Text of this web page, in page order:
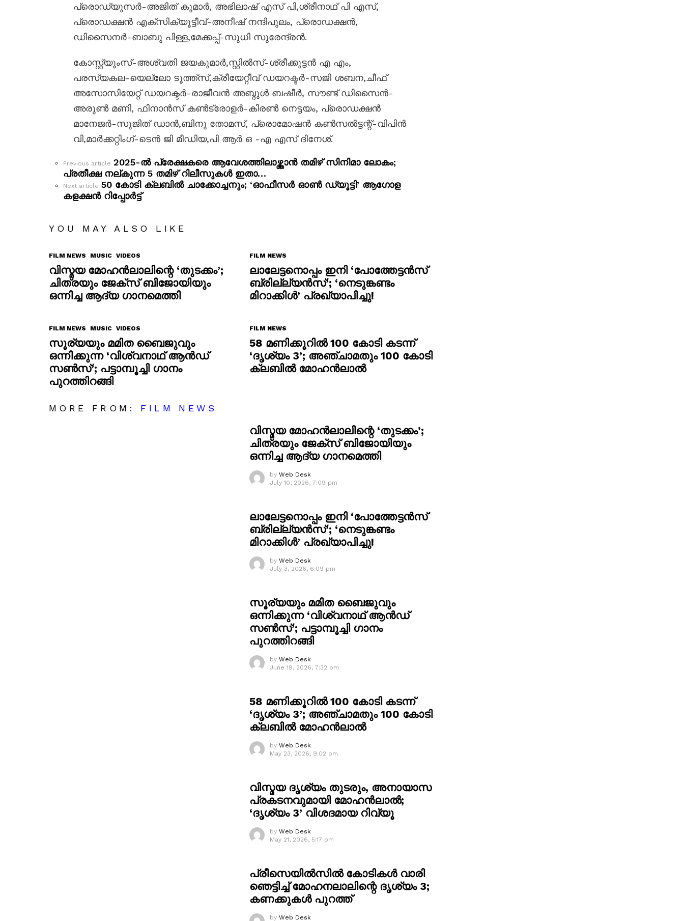
പ്രൊഡ്യൂസർ-അജിത് കുമാർ, അഭിലാഷ് എസ് പി,ശ്രീനാഥ് പി എസ്,
പ്രൊഡക്ഷൻ എക്സിക്യൂട്ടീവ്-അനീഷ് നന്ദിപുലം, പ്രൊഡക്ഷൻ,
ഡിസൈനർ-ബാബു പിള്ള,മേക്കപ്പ്-സുധി സുരേന്ദ്രൻ.
കോസ്റ്റ്യൂംസ്-അശ്വതി ജയകുമാർ,സ്റ്റിൽസ്-ശ്രീക്കുട്ടൻ എ എം,
പരസ്യകല-യെല്ലോ ടൂത്ത്സ്,ക്രീയേറ്റീവ് ഡയറക്ടർ-സജി ശബന,ചീഫ്
അസോസിയേറ്റ് ഡയറക്ടർ-രാജീവൻ അബ്ദുൾ ബഷീർ, സൗണ്ട് ഡിസൈൻ-
അരുൺ മണി, ഫിനാൻസ് കൺട്രോളർ-കിരൺ നെട്ടയം, പ്രൊഡക്ഷൻ
മാനേജർ-സുജിത് ഡാൻ,ബിനു തോമസ്, പ്രൊമോഷൻ കൺസൽട്ടന്റ്-വിപിൻ
വി,മാർക്കറ്റിംഗ്-ടെൻ ജി മീഡിയ,പി ആർ ഒ -എ എസ് ദിനേശ്.
See
more
Previous article 2025-ൽ പ്രേക്ഷകരെ ആവേശത്തിലാഴ്ത്താൻ തമിഴ് സിനിമാ ലോകം;
പ്രതീക്ഷ നല്കുന്ന 5 തമിഴ് റിലീസുകൾ ഇതാ…
Next article 50 കോടി ക്ലബിൽ ചാക്കോച്ചനും; ‘ഓഫീസർ ഓൺ ഡ്യൂട്ടി’ ആഗോള
കളക്ഷൻ റിപ്പോർട്ട്
YOU MAY ALSO LIKE
FILM NEWS MUSIC VIDEOS
വിസ്മയ മോഹൻലാലിന്റെ ‘തുടക്കം’;
ചിത്രയും ജേക്സ് ബിജോയിയും
ഒന്നിച്ച ആദ്യ ഗാനമെത്തി
FILM NEWS
ലാലേട്ടനൊപ്പം ഇനി ‘പോത്തേട്ടൻസ്
ബ്രില്ല്യൻസ്’; ‘നെടുങ്കണ്ടം
മിറാക്കിൾ’ പ്രഖ്യാപിച്ചു!
FILM NEWS MUSIC VIDEOS
സൂര്യയും മമിത ബൈജുവും
ഒന്നിക്കുന്ന ‘വിശ്വനാഥ് ആൻഡ്
സൺസ്’; പട്ടാമ്പൂച്ചി ഗാനം
പുറത്തിറങ്ങി
FILM NEWS
58 മണിക്കൂറിൽ 100 കോടി കടന്ന്
‘ദൃശ്യം 3’; അഞ്ചാമതും 100 കോടി
ക്ലബിൽ മോഹൻലാൽ
MORE FROM: FILM NEWS
വിസ്മയ മോഹൻലാലിന്റെ ‘തുടക്കം’;
ചിത്രയും ജേക്സ് ബിജോയിയും
ഒന്നിച്ച ആദ്യ ഗാനമെത്തി
by Web Desk
July 10, 2026, 7:09 pm
ലാലേട്ടനൊപ്പം ഇനി ‘പോത്തേട്ടൻസ്
ബ്രില്ല്യൻസ്’; ‘നെടുങ്കണ്ടം
മിറാക്കിൾ’ പ്രഖ്യാപിച്ചു!
by Web Desk
July 3, 2026, 6:09 pm
സൂര്യയും മമിത ബൈജുവും
ഒന്നിക്കുന്ന ‘വിശ്വനാഥ് ആൻഡ്
സൺസ്’; പട്ടാമ്പൂച്ചി ഗാനം
പുറത്തിറങ്ങി
by Web Desk
June 19, 2026, 7:32 pm
58 മണിക്കൂറിൽ 100 കോടി കടന്ന്
‘ദൃശ്യം 3’; അഞ്ചാമതും 100 കോടി
ക്ലബിൽ മോഹൻലാൽ
by Web Desk
May 23, 2026, 9:02 pm
വിസ്മയ ദൃശ്യം തുടരും, അനായാസ
പ്രകടനവുമായി മോഹൻലാൽ;
‘ദൃശ്യം 3’ വിശദമായ റിവ്യൂ
by Web Desk
May 21, 2026, 5:17 pm
പ്രീസെയിൽസിൽ കോടികൾ വാരി
ഞെട്ടിച്ച് മോഹനലാലിന്റെ ദൃശ്യം 3;
കണക്കുകൾ പുറത്ത്
by Web Desk